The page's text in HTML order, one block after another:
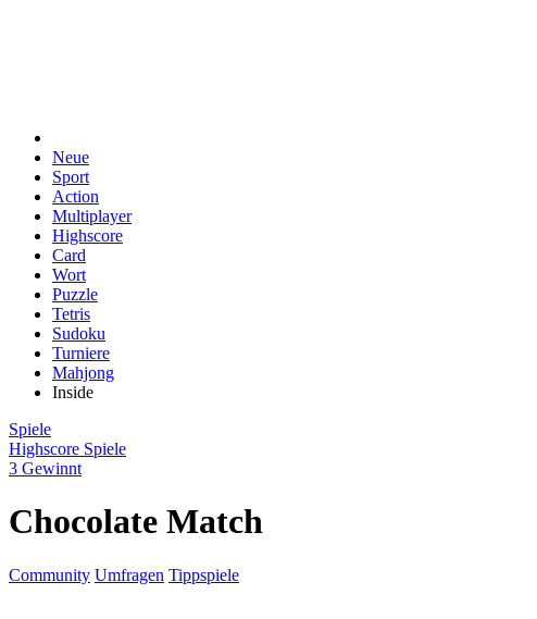
Neue
Sport
Action
Multiplayer
Highscore
Card
Wort
Puzzle
Tetris
Sudoku
Turniere
Mahjong
Inside
Spiele
Highscore Spiele
3 Gewinnt
Chocolate Match
Community Umfragen Tippspiele